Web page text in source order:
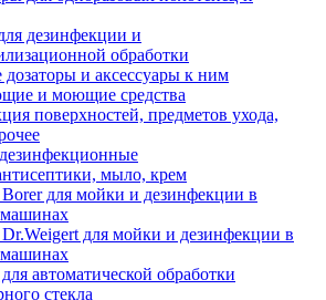
дезинфекции и
обработки
и аксессуары к ним
и моющие средства
поверхностей, предметов ухода,
мыло, крем
Borer для мойки и дезинфекции в
для мойки и дезинфекции в
автоматической обработки
стекла